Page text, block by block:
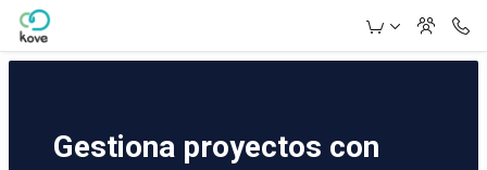
Skip to Main Content
Gestiona proyectos con